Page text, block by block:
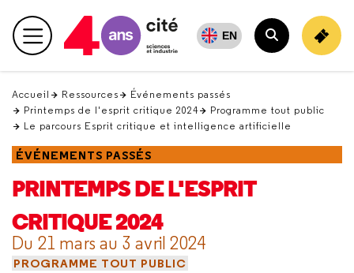
en
haut Menu principal EN
Rechercher
Accueil Ressources
Événements passés
Printemps de l'esprit critique 2024
Programme tout public
Le parcours Esprit critique et intelligence artificielle
ÉVÉNEMENTS PASSÉS
PRINTEMPS DE L'ESPRIT
CRITIQUE 2024
Du 21 mars au 3 avril 2024
PROGRAMME TOUT PUBLIC